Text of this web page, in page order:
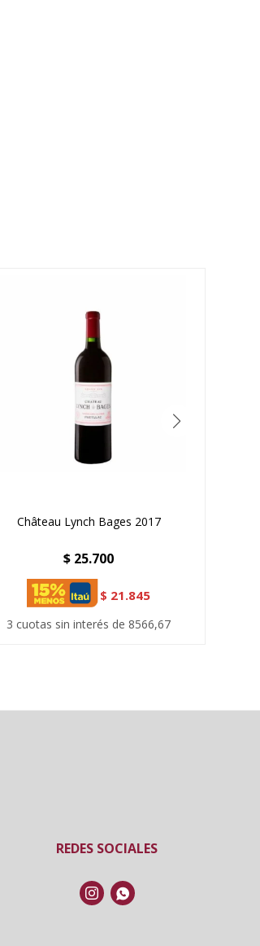
Château Lynch Bages 2017
$ 25.700
$ 21.845
3 cuotas sin interés de 8566,67
REDES SOCIALES
 